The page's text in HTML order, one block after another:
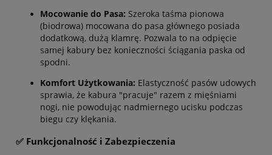
Mocowanie do Pasa: Szeroka taśma pionowa
(biodrowa) mocowana do pasa głównego posiada
dodatkową, dużą klamrę. Pozwala to na odpięcie
samej kabury bez konieczności ściągania paska od
spodni.
Komfort Użytkowania: Elastyczność pasów udowych
sprawia, że kabura "pracuje" razem z mięśniami
nogi, nie powodując nadmiernego ucisku podczas
biegu czy klękania.
✅ Funkcjonalność i Zabezpieczenia